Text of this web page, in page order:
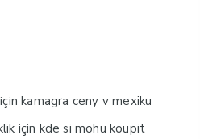
içinkamagra ceny v mexiku
için kde si mohu koupit